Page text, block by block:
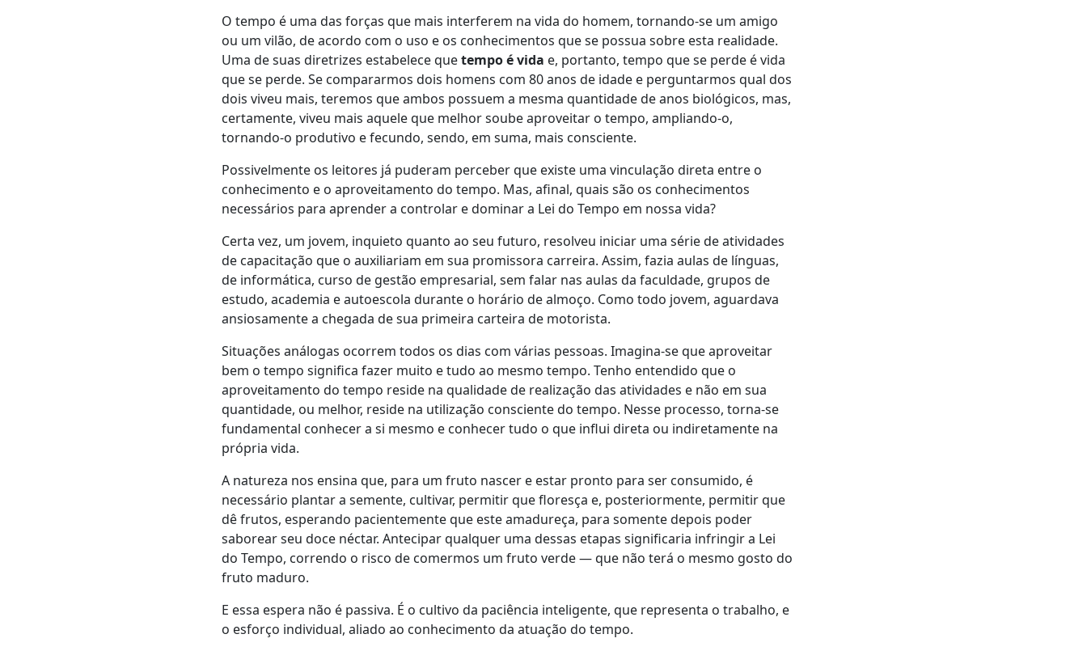
O tempo é uma das forças que mais interferem na vida do homem, tornando-se um amigo
ou um vilão, de acordo com o uso e os conhecimentos que se possua sobre esta realidade.
Uma de suas diretrizes estabelece quetempo é vida e, portanto, tempo que se perde é vida
que se perde. Se compararmos dois homens com 80 anos de idade e perguntarmos qual dos
dois viveu mais, teremos que ambos possuem a mesma quantidade de anos biológicos, mas,
certamente, viveu mais aquele que melhor soube aproveitar o tempo, ampliando-o,
tornando-o produtivo e fecundo, sendo, em suma, mais consciente.
Possivelmente os leitores já puderam perceber que existe uma vinculação direta entre o
conhecimento e o aproveitamento do tempo. Mas, afinal, quais são os conhecimentos
necessários para aprender a controlar e dominar a Lei do Tempo em nossa vida?
Certa vez, um jovem, inquieto quanto ao seu futuro, resolveu iniciar uma série de atividades
de capacitação que o auxiliariam em sua promissora carreira. Assim, fazia aulas de línguas,
de informática, curso de gestão empresarial, sem falar nas aulas da faculdade, grupos de
estudo, academia e autoescola durante o horário de almoço. Como todo jovem, aguardava
ansiosamente a chegada de sua primeira carteira de motorista.
Situações análogas ocorrem todos os dias com várias pessoas. Imagina-se que aproveitar
bem o tempo significa fazer muito e tudo ao mesmo tempo. Tenho entendido que o
aproveitamento do tempo reside na qualidade de realização das atividades e não em sua
quantidade, ou melhor, reside na utilização consciente do tempo. Nesse processo, torna-se
fundamental conhecer a si mesmo e conhecer tudo o que influi direta ou indiretamente na
própria vida.
A natureza nos ensina que, para um fruto nascer e estar pronto para ser consumido, é
necessário plantar a semente, cultivar, permitir que floresça e, posteriormente, permitir que
dê frutos, esperando pacientemente que este amadureça, para somente depois poder
saborear seu doce néctar. Antecipar qualquer uma dessas etapas significaria infringir a Lei
do Tempo, correndo o risco de comermos um fruto verde — que não terá o mesmo gosto do
fruto maduro.
E essa espera não é passiva. É o cultivo da paciência inteligente, que representa o trabalho, e
o esforço individual, aliado ao conhecimento da atuação do tempo.